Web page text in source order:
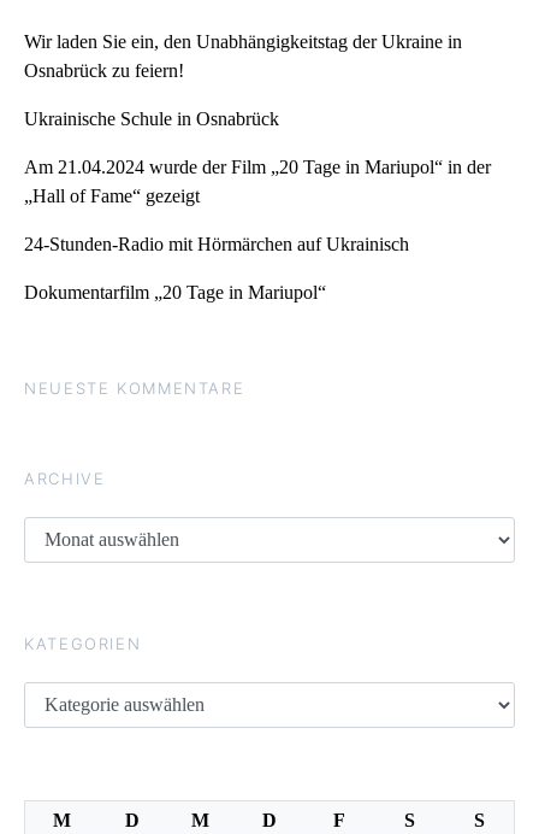
Wir laden Sie ein, den Unabhängigkeitstag der Ukraine in
Osnabrück zu feiern!
Ukrainische Schule in Osnabrück
Am 21.04.2024 wurde der Film „20 Tage in Mariupol“ in der
„Hall of Fame“ gezeigt
24-Stunden-Radio mit Hörmärchen auf Ukrainisch
Dokumentarfilm „20 Tage in Mariupol“
NEUESTE KOMMENTARE
ARCHIVE
KATEGORIEN
M D M D F S
S